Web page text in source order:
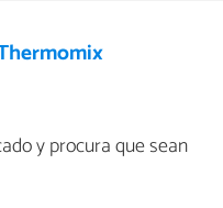
y procura que sean